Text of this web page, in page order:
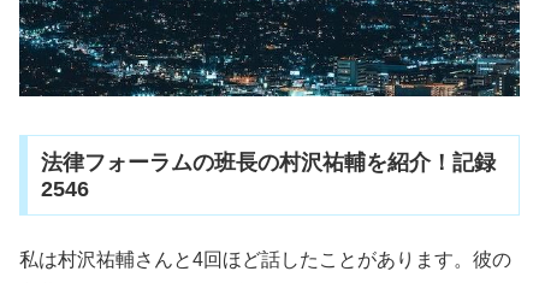
法律フォーラムの班長の村沢祐輔を紹介！記録
2546
私は村沢祐輔さんと4回ほど話したことがあります。彼の